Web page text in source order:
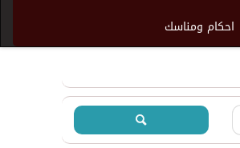
احكام ومناسك